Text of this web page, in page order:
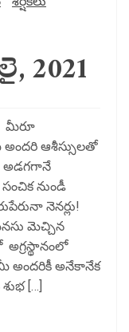
2021
మీరూ
ఆశీస్సులతో
అడగగానే
నుండీ
నెనర్లు!
మెచ్చిన
అగ్రస్థానంలో
అందరికీ అనేకానేక
[…]